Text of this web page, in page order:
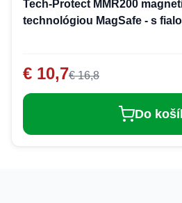
Tech-Protect MMR200
technológiou MagSafe - s
€ 10,7€ 16,8
Do